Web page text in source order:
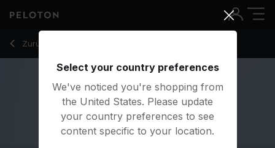
Zurück zu Meditationskurse
Zurück
5 Min Breathing Meditation with Classical Music - Ross
Select your country preferences
We've noticed you're shopping from
the United States. Please update
your country preferences to see
content specific to your location.